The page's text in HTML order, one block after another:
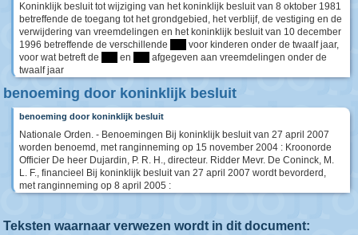
Koninklijk besluit tot wijziging van het koninklijk besluit van 8 oktober 1981
betreffende de toegang tot het grondgebied, het verblijf, de vestiging en de
verwijdering van vreemdelingen en het koninklijk besluit van 10 december
1996 betreffende de verschillende
voor kinderen onder de twaalf jaar,
voor wat betreft de
en
afgegeven aan vreemdelingen onder de
twaalf jaar
benoeming door koninklijk besluit
benoeming door koninklijk besluit
Nationale Orden. - Benoemingen Bij koninklijk besluit van 27 april 2007
worden benoemd, met ranginneming op 15 november 2004 : Kroonorde
Officier De heer Dujardin, P. R. H., directeur. Ridder Mevr. De Coninck, M.
L. F., financieel Bij koninklijk besluit van 27 april 2007 wordt bevorderd,
met ranginneming op 8 april 2005 :
Teksten waarnaar verwezen wordt in dit document: